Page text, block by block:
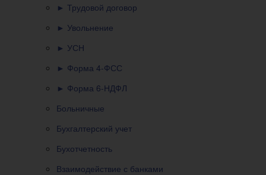
► Трудовой договор
► Увольнение
► УСН
► Форма 4-ФСС
► Форма 6-НДФЛ
Больничные
Бухгалтерский учет
Бухотчетность
Взаимодействие с банками